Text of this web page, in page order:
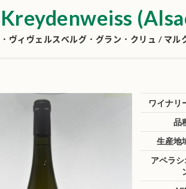
ヴィヴェルスベルグ・グラン・クリュ / マル
ワイナリ
品
生産地
アペラシ